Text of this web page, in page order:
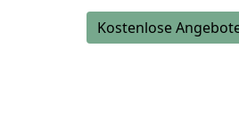
Kostenlose